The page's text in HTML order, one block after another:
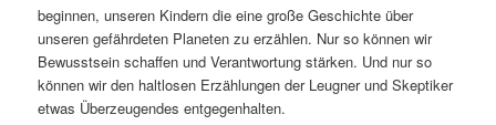
e
n
n
g
e
beginnen, unseren Kindern die eine große Geschichte über
unseren gefährdeten Planeten zu erzählen. Nur so können wir
Bewusstsein schaffen und Verantwortung stärken. Und nur so
können wir den haltlosen Erzählungen der Leugner und Skeptiker
etwas Überzeugendes entgegenhalten.